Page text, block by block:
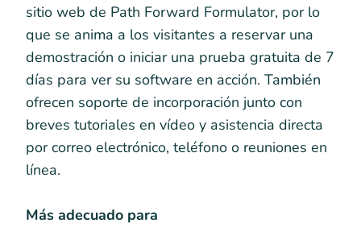
sitio web de Path Forward Formulator, por lo
que se anima a los visitantes a reservar una
demostración o iniciar una prueba gratuita de 7
días para ver su software en acción. También
ofrecen soporte de incorporación junto con
breves tutoriales en vídeo y asistencia directa
por correo electrónico, teléfono o reuniones en
línea.
Más adecuado para